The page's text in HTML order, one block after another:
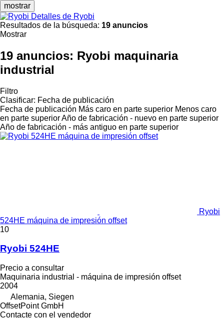
mostrar
Detalles de Ryobi
Resultados de la búsqueda: 19 anuncios
Mostrar
19 anuncios: Ryobi maquinaria
industrial
Filtro
Clasificar: Fecha de publicación
Fecha de publicación Más caro en parte superior Menos caro
en parte superiorAño de fabricación - nuevo en parte superior
Año de fabricación - más antiguo en parte superior
Ryobi
524HE máquina de impresión offset
10
Ryobi 524HE
Precio a consultar
Maquinaria industrial - máquina de impresión offset
2004
Alemania, Siegen
OffsetPoint GmbH
Contacte con el vendedor